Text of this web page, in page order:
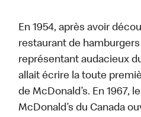
En 1954, après avoir
restaurant de
représentant audacieux
allait écrire la toute
de McDonald’s. En 1967,
McDonald’s du Canada